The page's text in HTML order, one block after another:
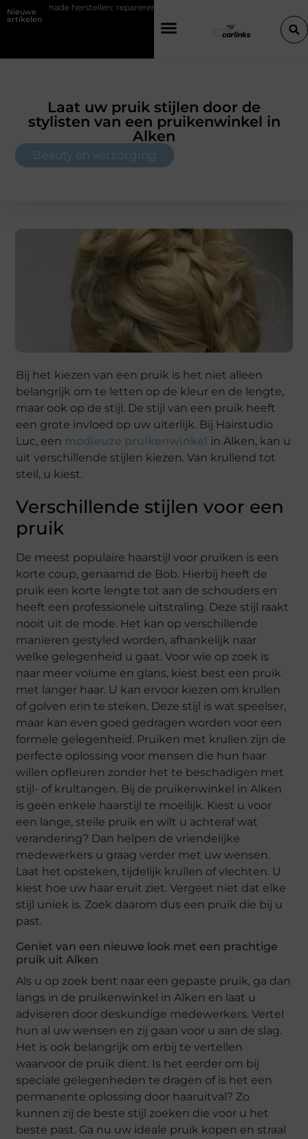
Nieuwe
artikelen
herstellen: repareren of de bumper vervangen?
Laat uw pruik stijlen door de
stylisten van een pruikenwinkel in
Alken
Beauty en verzorging
Bij het kiezen van een pruik is het niet alleen
belangrijk om te letten op de kleur en de lengte,
maar ook op de stijl. De stijl van een pruik heeft
een grote invloed op uw uiterlijk. Bij Hairstudio
Luc, een modieuze pruikenwinkel in Alken, kan u
uit verschillende stijlen kiezen. Van krullend tot
steil, u kiest.
Verschillende stijlen voor een
pruik
De meest populaire haarstijl voor pruiken is een
korte coup, genaamd de Bob. Hierbij heeft de
pruik een korte lengte tot aan de schouders en
heeft een professionele uitstraling. Deze stijl raakt
nooit uit de mode. Het kan op verschillende
manieren gestyled worden, afhankelijk naar
welke gelegenheid u gaat. Voor wie op zoek is
naar meer volume en glans, kiest best een pruik
met langer haar. U kan ervoor kiezen om krullen
of golven erin te steken. Deze stijl is wat speelser,
maar kan even goed gedragen worden voor een
formele gelegenheid. Pruiken met krullen zijn de
perfecte oplossing voor mensen die hun haar
willen opfleuren zonder het te beschadigen met
stijl- of krultangen. Bij de pruikenwinkel in Alken
is geen enkele haarstijl te moeilijk. Kiest u voor
een lange, steile pruik en wilt u achteraf wat
verandering? Dan helpen de vriendelijke
medewerkers u graag verder met uw wensen.
Laat het opsteken, tijdelijk krullen of vlechten. U
kiest hoe uw haar eruit ziet. Vergeet niet dat elke
stijl uniek is. Zoek daarom dus een pruik die bij u
past.
Geniet van een nieuwe look met een prachtige
pruik uit Alken
Als u op zoek bent naar een gepaste pruik, ga dan
langs in de pruikenwinkel in Alken en laat u
adviseren door deskundige medewerkers. Vertel
hun al uw wensen en zij gaan voor u aan de slag.
Het is ook belangrijk om erbij te vertellen
waarvoor de pruik dient. Is het eerder om bij
speciale gelegenheden te dragen of is het een
permanente oplossing door haaruitval? Zo
kunnen zij de beste stijl zoeken die voor u het
beste past. Ga nu uw ideale pruik kopen en straal